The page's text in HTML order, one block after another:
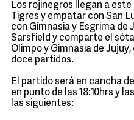
Los rojinegros llegan a
Tigres y empatar con San
con Gimnasia y Esgrima de
Sarsfield y comparte el
Olimpo y Gimnasia de
doce partidos.
El partido será en cancha
en punto de las 18:10hrs y
las siguientes: